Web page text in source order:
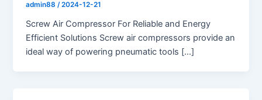
admin88/2024-12-21
Screw Air Compressor For Reliable and Energy
Efficient Solutions Screw air compressors provide an
ideal way of powering pneumatic tools […]